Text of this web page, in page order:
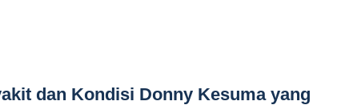
dan Kondisi Donny Kesuma yang